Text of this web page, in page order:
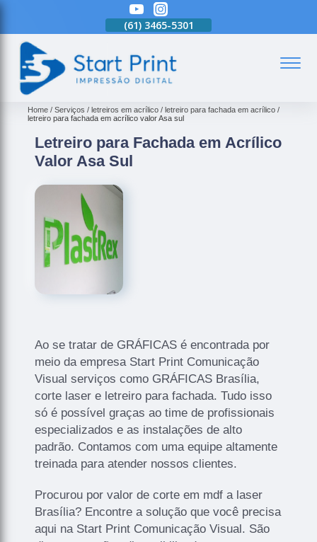
(61) 3465-5301
Home Serviços letreiros em acrílico
letreiro para fachada em acrílico
letreiro para fachada em acrílico valor Asa sul
Letreiro para Fachada em Acrílico
Valor Asa Sul
Ao se tratar de GRÁFICAS é encontrada por
meio da empresa Start Print Comunicação
Visual serviços como GRÁFICAS Brasília,
corte laser e letreiro para fachada. Tudo isso
só é possível graças ao time de profissionais
especializados e as instalações de alto
padrão. Contamos com uma equipe altamente
treinada para atender nossos clientes.
Procurou por valor de corte em mdf a laser
Brasília? Encontre a solução que você precisa
aqui na Start Print Comunicação Visual. São